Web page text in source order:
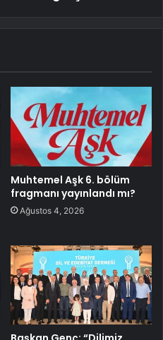
Muhtemel Aşk 6. bölüm
fragmanı yayınlandı mı?
Ağustos 4, 2026